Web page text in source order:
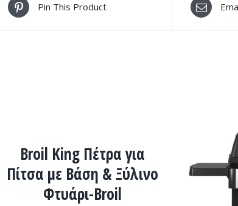
Pin This Product
ΛΕΠΤΟΜΈΡΕΙΕΣ
Broil King Πέτρα για
Πίτσα με Βάση & Ξύλινο
Φτυάρι-Broil